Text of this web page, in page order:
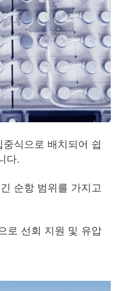
식으로 배치되어 쉽
다.
순항 범위를 가지고
로 선회 지원 및 유압